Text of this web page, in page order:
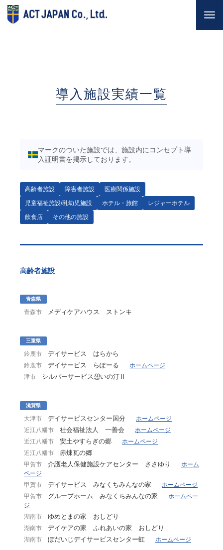
導入施設実績一覧
マークのついた施設では、施設内にコンセプト導
入証明書を掲示しております。
高齢者施設 障害者施設
医療関係施設
児童福祉施設/乳幼児施設
ホテル・旅館
レジャーホテル
飲食店
その他の施設
高齢者施設
青森県
青森市 メディケアハウス ストンキ
三重県
鈴鹿市 デイサービス はらから
鈴鹿市 デイサービス らぽーる
ホームページ
津市
シルバーサービス憩いの汀Ⅱ
滋賀県
大津市 デイサービスセンター国分
ホームページ
近江八幡市
社会福祉法人 一善会
ホームページ
近江八幡市
安土やすらぎの郷
ホームページ
近江八幡市
赤煉瓦の郷
甲賀市 介護老人保健施設ケアセンター ささゆり
ホーム
ページ
甲賀市
デイサービス みなくちみんなの家
ホームページ
甲賀市
グループホーム みなくちみんなの家
ホームペー
ジ
湖南市
ゆめとまの家 おしどり
湖南市 デイケアの家 ふれあいの家 おしどり
湖南市 ぼだいじデイサービスセンター虹 ホームページ